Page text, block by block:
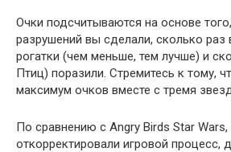
Очки подсчитываются на основе
разрушений вы сделали, сколько раз
рогатки (чем меньше, тем лучше) и
Птиц) поразили. Стремитесь к тому,
максимум очков вместе с тремя
По сравнению с Angry Birds Star Wars,
откорректировали игровой процесс,